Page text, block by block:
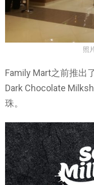
照
Family Mart之前推出
Dark Chocolate
珠。